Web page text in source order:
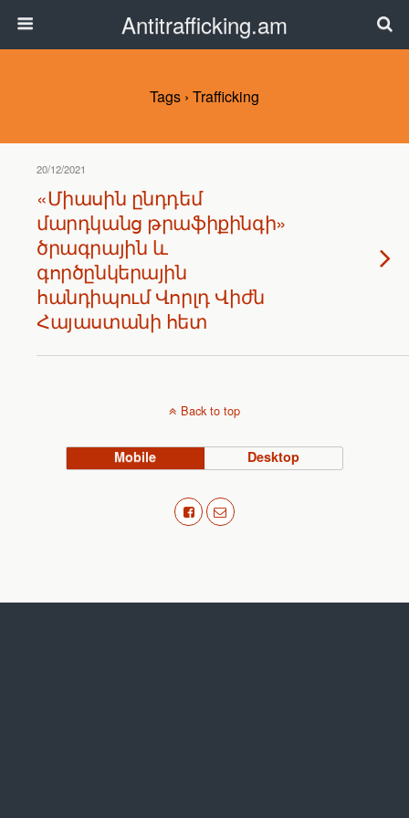
Antitrafficking.am
Tags › Trafficking
20/12/2021
«Միասին ընդդեմ
մարդկանց թրաֆիքինգի»
ծրագրային և
գործընկերային
հանդիպում Վորլդ Վիժն
Հայաստանի հետ
Back to top
Mobile Desktop